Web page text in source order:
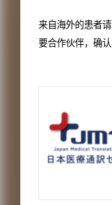
来自海外的患者
要合作伙伴，确